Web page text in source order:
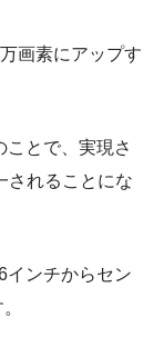
画素にアップす
ことで、実現さ
されることにな
インチからセン